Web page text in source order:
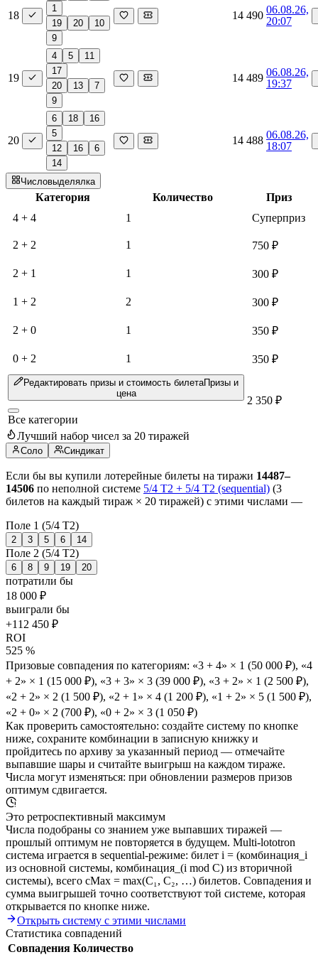
18
1
19
20
10
9
14 490 06.08.26,
20:07
19
4 5
11
17
20
13
7
9
14 489 06.08.26,
19:37
20
6 18
16
5
12
16
6
14
14 488 06.08.26,
18:07
Числовыделялка
Категория Количество
Приз
4 + 4
1 Суперприз
2 + 2 1 750 ₽
2 + 1 1 300 ₽
1 + 2 2 300 ₽
2 + 0 1 350 ₽
0 + 2 1 350 ₽
Редактировать призы и стоимость билетаПризы и
цена
Все категории
2 350 ₽
Лучший набор чисел за 20 тиражей
Соло Синдикат
Если бы вы купили лотерейные билеты на тиражи 14487–
14506 по неполной системе 5/4 T2 + 5/4 T2 (sequential) (3
билетов на каждый тираж × 20 тиражей) с этими числами —
Поле 1 (5/4 T2)
2 3 5 6 14
Поле 2 (5/4 T2)
6 8 9 19 20
потратили бы
18 000 ₽
выиграли бы
+112 450 ₽
ROI
525 %
Призовые совпадения по категориям: «3 + 4» × 1 (50 000 ₽), «4
+ 2» × 1 (15 000 ₽), «3 + 3» × 3 (39 000 ₽), «3 + 2» × 1 (2 500 ₽),
«2 + 2» × 2 (1 500 ₽), «2 + 1» × 4 (1 200 ₽), «1 + 2» × 5 (1 500 ₽),
«2 + 0» × 2 (700 ₽), «0 + 2» × 3 (1 050 ₽)
Как проверить самостоятельно: создайте систему по кнопке
ниже, сохраните комбинации в записную книжку и
пройдитесь по архиву за указанный период — отмечайте
выпавшие шары и считайте выигрыш на каждом тираже.
Числа могут изменяться: при обновлении размеров призов
оптимум сдвигается.
Это ретроспективный максимум
Числа подобраны со знанием уже выпавших тиражей —
прошлый оптимум не повторяется в будущем. Multi-lototron
система играется в sequential-режиме: билет i = (комбинация_i
из основной системы, комбинация_(i mod C) из вторичной
системы), всего cMax = max(C₁, C₂, …) билетов. Совпадения и
сумма выигрышей точно соответствуют той системе, которая
открывается по кнопке ниже.
Открыть систему с этими числами
Статистика совпадений
Совпадения Количество